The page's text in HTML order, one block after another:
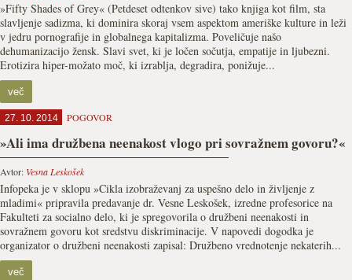
»Fifty Shades of Grey« (Petdeset odtenkov sive) tako knjiga kot film, sta
slavljenje sadizma, ki dominira skoraj vsem aspektom ameriške kulture in leži
v jedru pornografije in globalnega kapitalizma. Poveličuje našo
dehumanizacijo žensk. Slavi svet, ki je ločen sočutja, empatije in ljubezni.
Erotizira hiper-možato moč, ki izrablja, degradira, ponižuje...
več
27. 10. 2014 POGOVOR
»Ali ima družbena neenakost vlogo pri sovražnem govoru?«
Avtor: Vesna Leskošek
Infopeka je v sklopu »Cikla izobraževanj za uspešno delo in življenje z
mladimi« pripravila predavanje dr. Vesne Leskošek, izredne profesorice na
Fakulteti za socialno delo, ki je spregovorila o družbeni neenakosti in
sovražnem govoru kot sredstvu diskriminacije. V napovedi dogodka je
organizator o družbeni neenakosti zapisal: Družbeno vrednotenje nekaterih...
več